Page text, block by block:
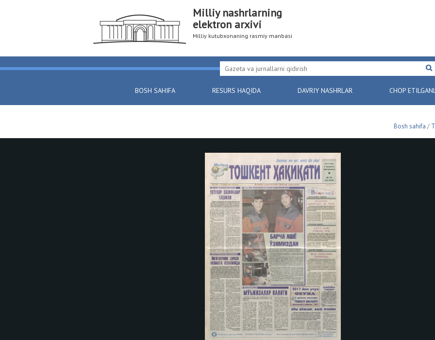
Milliy nashrlarning
elektron arxivi
Milliy kutubxonaning rasmiy manbasi
BOSH SAHIFA RESURS HAQIDA DAVRIY NASHRLAR CHOP
Bosh sahifa /